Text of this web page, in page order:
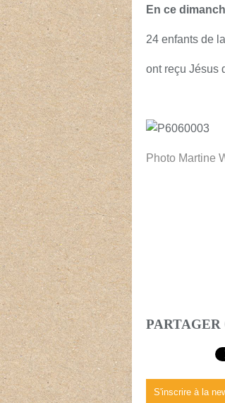
En ce
24 enfants de
ont reçu Jésus
Photo Martine
S'inscrire à la